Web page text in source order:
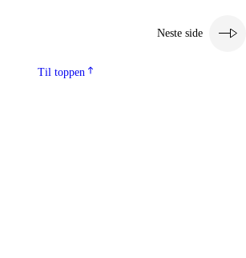
Neste side
Til toppen